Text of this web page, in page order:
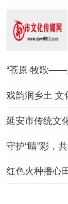
传承黄
展
暖心助
展
“苍原·牧歌——
戏韵润乡土 文
延安市传统文
守护“睛”彩，
红色火种播心